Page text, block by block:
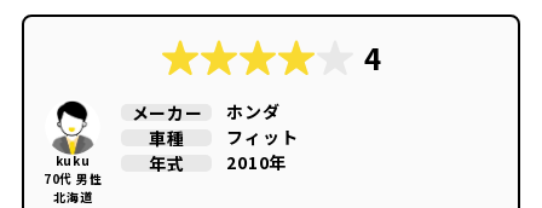
4
kuku
70代 男性
北海道
メーカー
ホンダ
車種
フィット
年式
2010年